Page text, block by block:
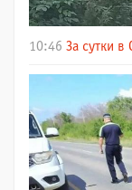
10:46 За сутки в